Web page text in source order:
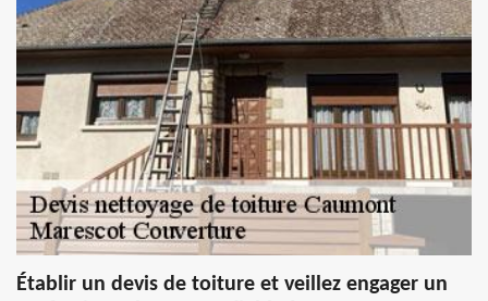
Établir un devis de toiture et veillez engager un